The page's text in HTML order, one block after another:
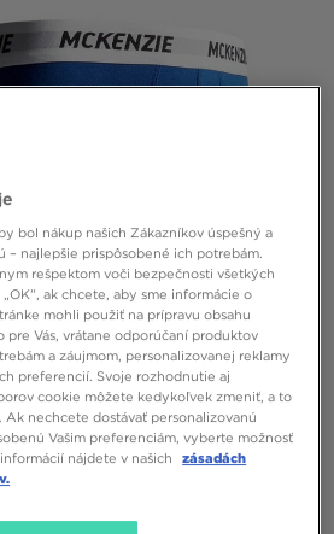
bol nákup našich Zákazníkov úspešný a
– najlepšie prispôsobené ich potrebám.
rešpektom voči bezpečnosti všetkých
ak chcete, aby sme informácie o
mohli použiť na prípravu obsahu
pre Vás, vrátane odporúčaní produktov
a záujmom, personalizovanej reklamy
preferencií. Svoje rozhodnutie aj
cookie môžete kedykoľvek zmeniť, a to
Ak nechcete dostávať personalizovanú
Vašim preferenciám, vyberte možnosť
nájdete v našich
zásadách